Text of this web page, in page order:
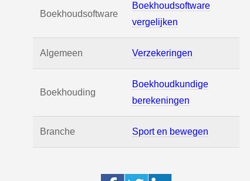
Boekhoudsoftware
Boekhoudsoftware
vergelijken
Algemeen Verzekeringen
Boekhouding
Boekhoudkundige
berekeningen
Branche Sport en bewegen